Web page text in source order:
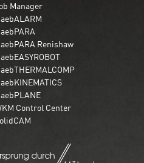
Manager
Renishaw
Control Center